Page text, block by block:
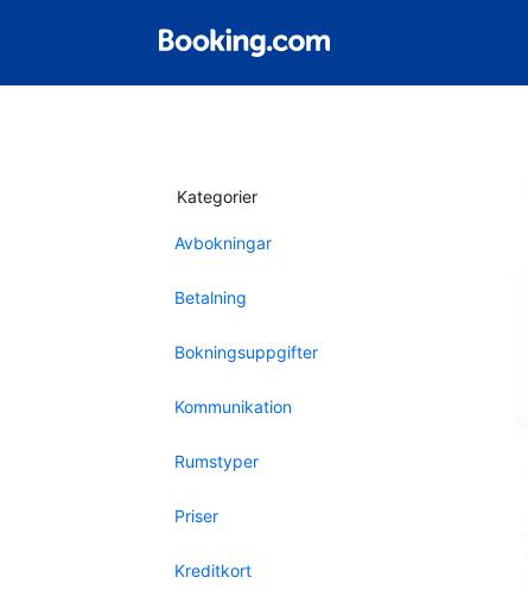
Kategorier
Avbokningar
Betalning
Bokningsuppgifter
Kommunikation
Rumstyper
Priser
Kreditkort